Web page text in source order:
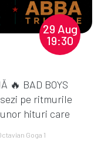
29 Aug
19:30
🔥 BAD BOYS
pe ritmurile
hituri care
Goga 1